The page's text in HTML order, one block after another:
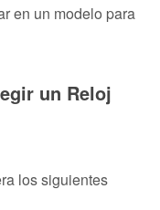
en un modelo para
un Reloj
los siguientes